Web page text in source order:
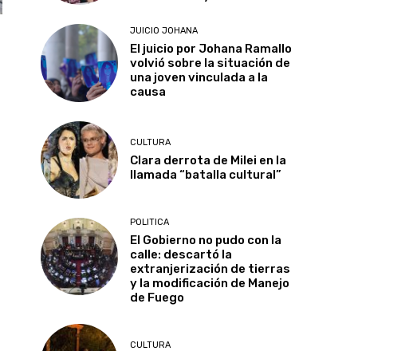
JUICIO JOHANA
El juicio por Johana Ramallo
volvió sobre la situación de
una joven vinculada a la
causa
CULTURA
Clara derrota de Milei en la
llamada “batalla cultural”
POLITICA
El Gobierno no pudo con la
calle: descartó la
extranjerización de tierras
y la modificación de Manejo
de Fuego
CULTURA